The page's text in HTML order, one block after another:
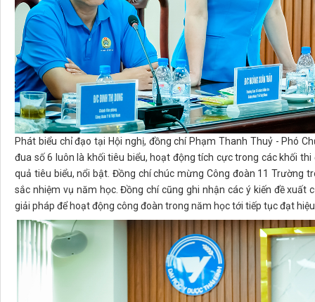
Phát biểu chỉ đạo tại Hội nghị, đồng chí Phạm Thanh Thuỷ - Phó
đua số 6 luôn là khối tiêu biểu, hoạt động tích cực trong các khối
quả tiêu biểu, nổi bật. Đồng chí chúc mừng Công đoàn 11 Trường
sắc nhiệm vụ năm học. Đồng chí cũng ghi nhận các ý kiến đề xuất
giải pháp để hoạt động công đoàn trong năm học tới tiếp tục đạt